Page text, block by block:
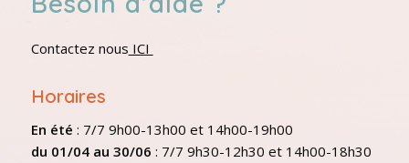
Contactez nous ICI
Horaires
En été : 7/7 9h00-13h00 et 14h00-19h00
du 01/04 au 30/06 : 7/7 9h30-12h30 et 14h00-18h30